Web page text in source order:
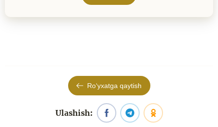
Roʻyxatga qaytish
Ulashish: